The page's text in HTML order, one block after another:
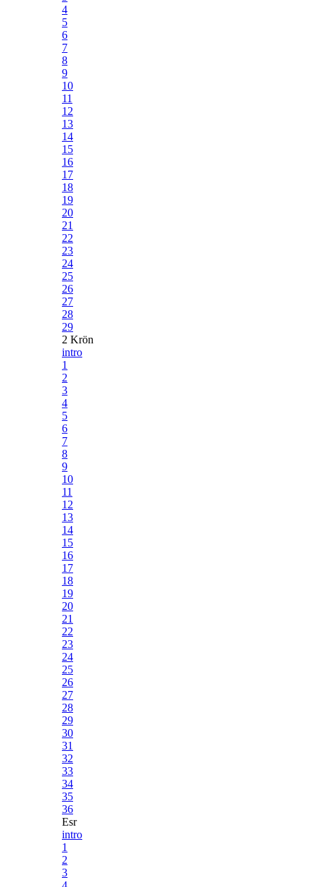
4
5
6
7
8
9
10
11
12
13
14
15
16
17
18
19
20
21
22
23
24
25
26
27
28
29
2 Krön
intro
1
2
3
4
5
6
7
8
9
10
11
12
13
14
15
16
17
18
19
20
21
22
23
24
25
26
27
28
29
30
31
32
33
34
35
36
Esr
intro
1
2
3